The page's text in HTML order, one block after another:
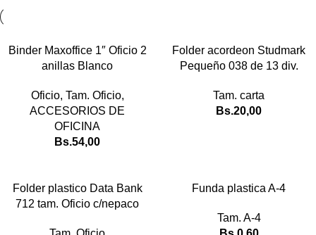
Binder Maxoffice 1″ Oficio 2
anillas Blanco
Oficio, Tam. Oficio,
ACCESORIOS DE
OFICINA
Bs.54,00
Folder acordeon Studmark
Pequeño 038 de 13 div.
Tam. carta
Bs.20,00
Folder plastico Data Bank
712 tam. Oficio c/nepaco
Funda plastica A-4
Tam. A-4